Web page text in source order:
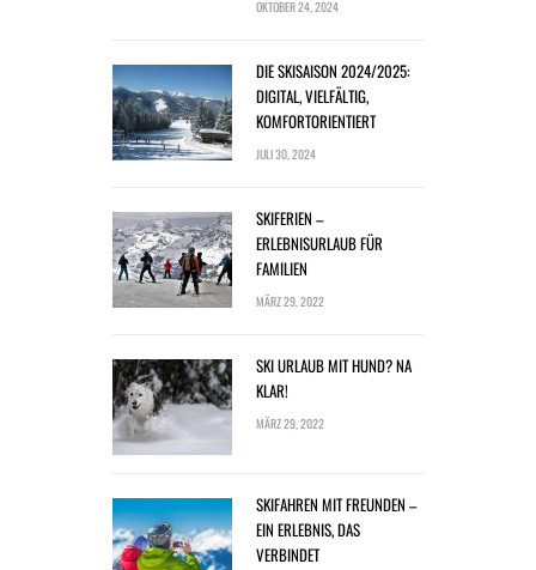
OKTOBER 24, 2024
DIE SKISAISON 2024/2025:
DIGITAL, VIELFÄLTIG,
KOMFORTORIENTIERT
JULI 30, 2024
SKIFERIEN –
ERLEBNISURLAUB FÜR
FAMILIEN
MÄRZ 29, 2022
SKI URLAUB MIT HUND? NA
KLAR!
MÄRZ 29, 2022
SKIFAHREN MIT FREUNDEN –
EIN ERLEBNIS, DAS
VERBINDET